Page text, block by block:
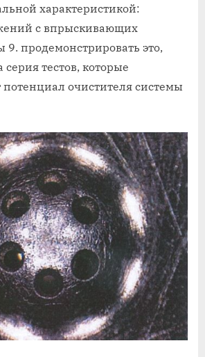
характеристикой:
с впрыскивающих
9. продемонстрировать это,
тестов, которые
очистителя системы